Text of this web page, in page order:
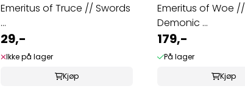
Emeritus of Truce // Swords
...
29,-
Ikke på lager
Kjøp
Emeritus of Woe //
Demonic ...
179,-
På lager
Kjøp